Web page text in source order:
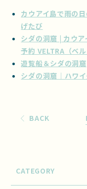
カウアイ島で雨の
げたび
シダの洞窟 | カウ
予約 VELTRA（ベル
遊覧船＆シダの洞窟
シダの洞窟｜ハワ
BACK
CATEGORY